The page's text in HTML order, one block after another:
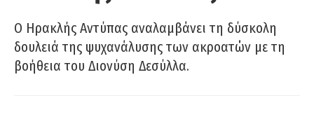
Ο Ηρακλής Αντύπας αναλαμβάνει τη δύσκολη
δουλειά της ψυχανάλυσης των ακροατών με τη
βοήθεια του Διονύση Δεσύλλα.